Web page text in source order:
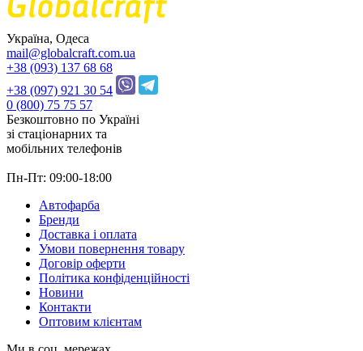
Україна, Одеса
mail@globalcraft.com.ua
+38 (093) 137 68 68
+38 (097) 921 30 54
0 (800) 75 75 57
Безкоштовно по Україні
зі стацiонарних та
мобільних телефонів
Пн-Пт: 09:00-18:00
Автофарба
Бренди
Доставка і оплата
Умови повернення товару
Договір оферти
Політика конфіденційності
Новини
Контакти
Оптовим клієнтам